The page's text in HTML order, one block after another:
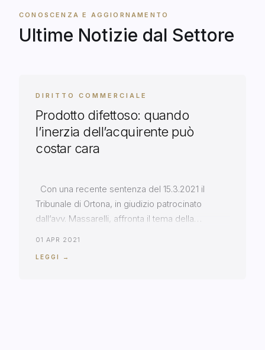
CONOSCENZA E AGGIORNAMENTO
Ultime Notizie dal Settore
DIRITTO COMMERCIALE
Prodotto difettoso: quando
l’inerzia dell’acquirente può
costar cara
Con una recente sentenza del 15.3.2021 il
Tribunale di Ortona, in giudizio patrocinato
dall’avv. Massarelli, affronta il tema della
01 APR 2021
LEGGI →